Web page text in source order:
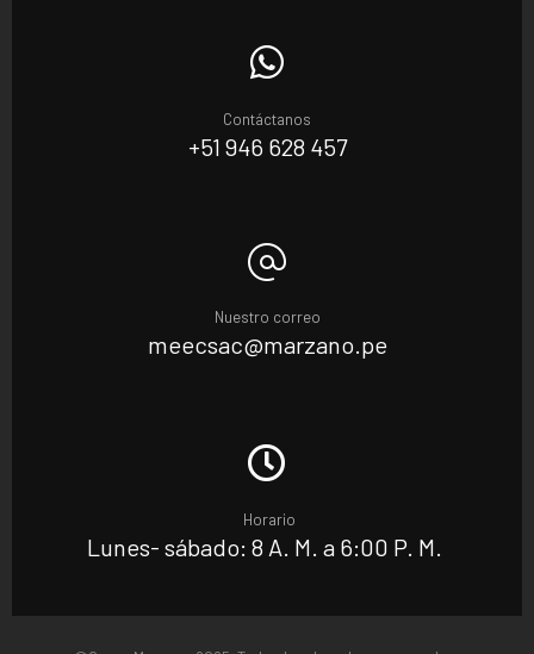
Contáctanos
+51 946 628 457
Nuestro correo
meecsac@marzano.pe
Horario
Lunes- sábado: 8 A. M. a 6:00 P. M.